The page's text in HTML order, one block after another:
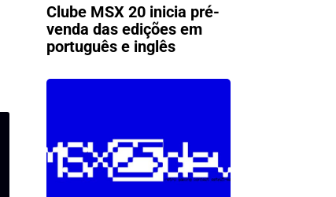
Clube MSX 20 inicia pré-
venda das edições em
português e inglês